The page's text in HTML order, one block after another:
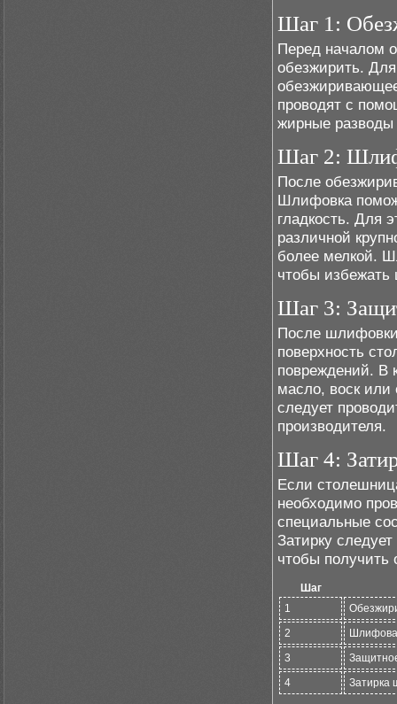
Шаг 1:
Перед началом
обезжирить. Для
проводят с
жирные разводы
Шаг 2:
После
Шлифовка
гладкость. Для
различной
более мелкой.
чтобы избежать
Шаг 3:
После
поверхность
повреждений. В
масло, воск или
следует
производителя.
Шаг 4:
Если
необходимо
специальные
Затирку
чтобы
Шаг
1
2
3
4
Затирка